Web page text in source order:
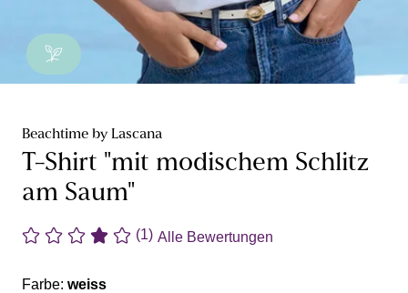
Beachtime by Lascana
T-Shirt "mit modischem Schlitz
am Saum"
(1) Alle Bewertungen
Farbe: weiss